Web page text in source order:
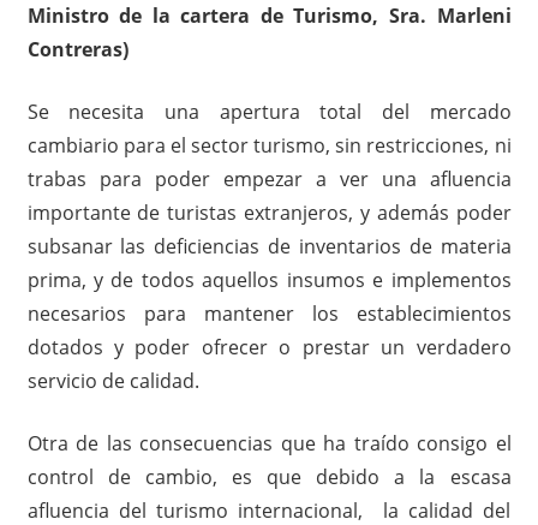
Ministro de la cartera de Turismo, Sra. Marleni
Contreras)
Se necesita una apertura total del mercado
cambiario para el sector turismo, sin restricciones, ni
trabas para poder empezar a ver una afluencia
importante de turistas extranjeros, y además poder
subsanar las deficiencias de inventarios de materia
prima, y de todos aquellos insumos e implementos
necesarios para mantener los establecimientos
dotados y poder ofrecer o prestar un verdadero
servicio de calidad.
Otra de las consecuencias que ha traído consigo el
control de cambio, es que debido a la escasa
afluencia del turismo internacional, la calidad del